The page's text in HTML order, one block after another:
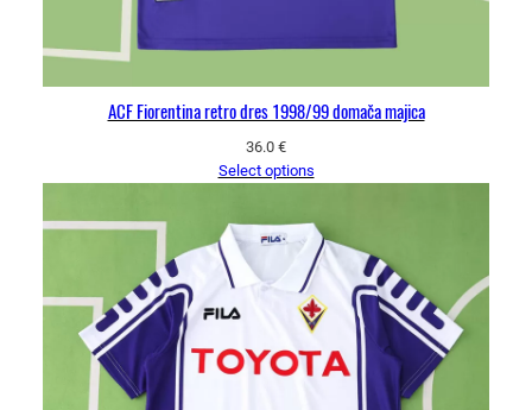
ACF Fiorentina retro dres 1998/99 domača majica
36.0 €
Select options